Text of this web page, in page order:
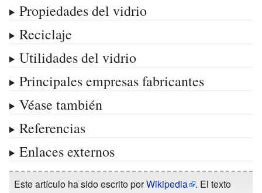
Propiedades del vidrio
Reciclaje
Utilidades del vidrio
Principales empresas fabricantes
Véase también
Referencias
Enlaces externos
Este artículo ha sido escrito porWikipedia
. El texto